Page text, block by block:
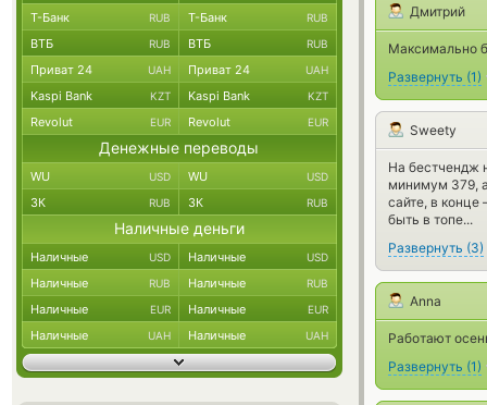
Дмитрий
Максимально
Развернуть (1)
Sweety
На бестчендж
минимум 379,
сайте, в конце
быть в топе...
Развернуть (3)
Anna
Работают
Развернуть (1)
Т-Банк RUB Т-Банк RUB
ВТБ RUB ВТБ RUB
Приват 24 UAH Приват 24 UAH
Kaspi Bank KZT Kaspi Bank KZT
Revolut EUR Revolut EUR
Денежные переводы
WU USD WU USD
ЗК RUB ЗК RUB
Наличные деньги
Наличные USD Наличные USD
Наличные RUB Наличные RUB
Наличные EUR Наличные EUR
Наличные UAH Наличные UAH